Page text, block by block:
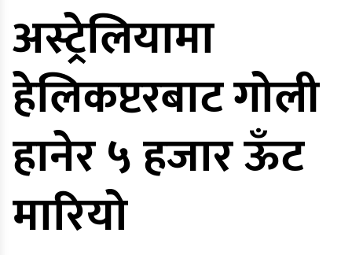
अस्ट्रेलियामा
हेलिकप्टरबाट गोली
हानेर ५ हजार ऊँट
मारियो